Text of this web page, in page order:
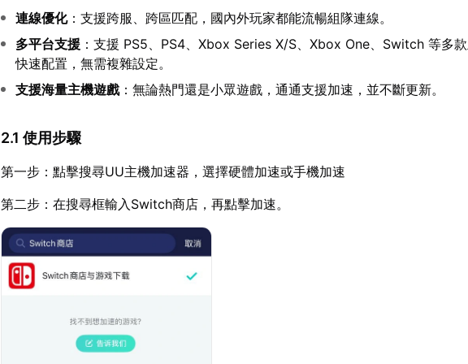
連線優化：支援跨服、跨區匹配，國內外玩家都能流暢組隊連線。
多平台支援 ：支援 PS5、PS4、Xbox Series X/S、Xbox One、Switch 等多款
快速配置，無需複雜設定。
支援海量主機遊戲：無論熱門還是小眾遊戲，通通支援加速，並不斷更新。
2.1 使用步驟
第一步：點擊搜尋UU主機加速器，選擇硬體加速或手機加速
第二步：在搜尋框輸入Switch商店，再點擊加速。